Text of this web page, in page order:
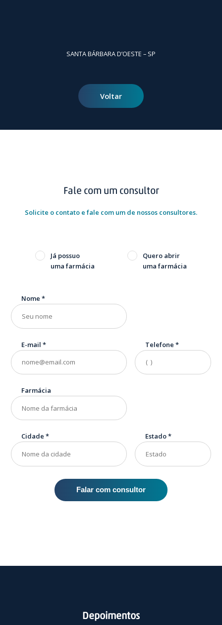
SANTA BÁRBARA D’OESTE – SP
Voltar
Fale com um consultor
Solicite o contato e fale com um de nossos consultores.
Já possuo
uma farmácia
Quero abrir
uma farmácia
Nome*
E-mail* Telefone*
Farmácia
Cidade* Estado*
Falar com consultor
Depoimentos